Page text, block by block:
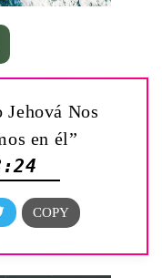
Jehová Nos
en él”